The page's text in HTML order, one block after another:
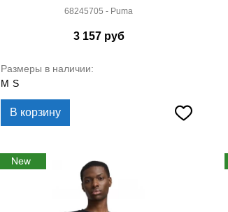
68245705 - Puma
3 157руб
Размеры в наличии:
M S
В корзину